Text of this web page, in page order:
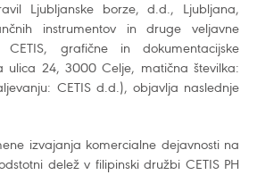
Ljubljanske borze, d.d., Ljubljana,
instrumentov in druge veljavne
grafične in dokumentacijske
ulica 24, 3000 Celje, matična številka:
CETIS d.d.), objavlja naslednje
izvajanja komercialne dejavnosti na
delež v filipinski družbi CETIS PH